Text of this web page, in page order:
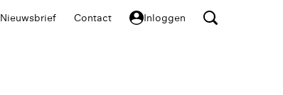
Nieuwsbrief Contact Inloggen